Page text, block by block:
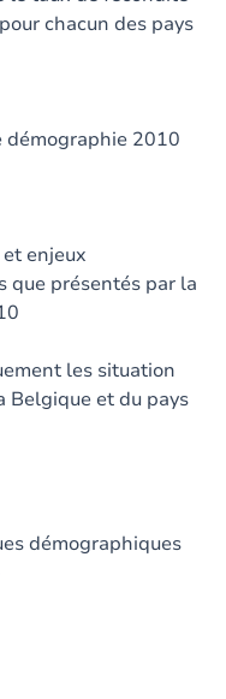
chacun des pays
2010
enjeux
que présentés par la
les situation
Belgique et du pays
démographiques